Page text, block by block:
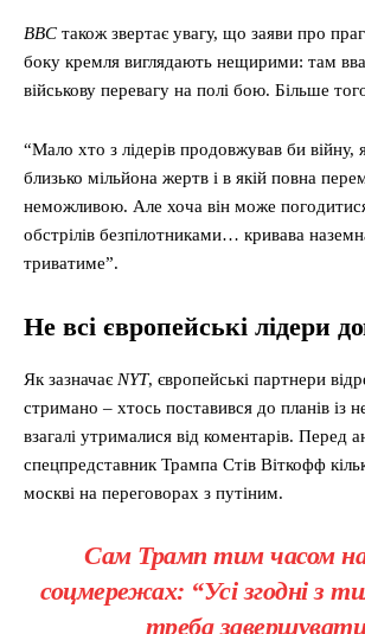
BBC також звертає увагу, що заяви про
боку кремля виглядають нещирими: там
військову перевагу на полі бою. Більше
“Мало хто з лідерів продовжував би війну,
близько мільйона жертв і в якій повна
неможливою. Але хоча він може
обстрілів безпілотниками… кривава
триватиме”.
Не всі європейські лідери
Як зазначаєNYT, європейські партнери
стримано – хтось поставився до планів із
взагалі утрималися від коментарів. Перед
спецпредставник Трампа Стів Віткофф
москві на переговорах з путіним.
Сам Трамп тим часом
соцмережах: “Усі згодні з
треба